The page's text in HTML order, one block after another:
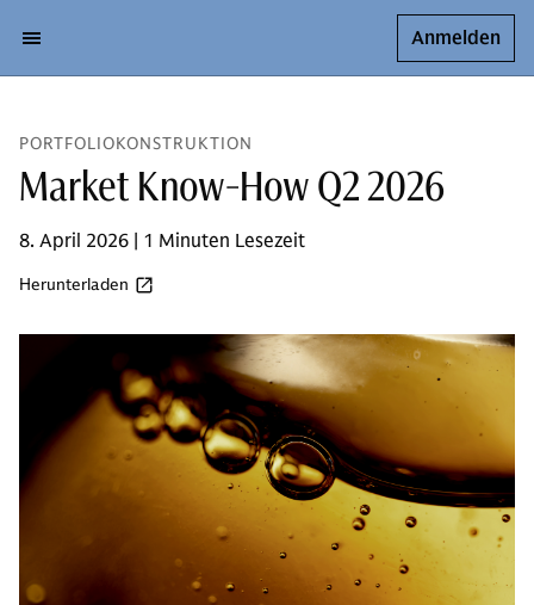
Anmelden
PORTFOLIOKONSTRUKTION
Market Know-How Q2 2026
8. April 2026 | 1 Minuten Lesezeit
Herunterladen